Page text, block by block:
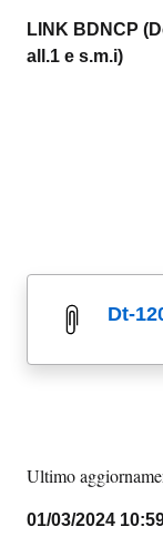
LINK BDNCP
all.1 e s.m.i)
dt-
Ultimo
01/03/2024